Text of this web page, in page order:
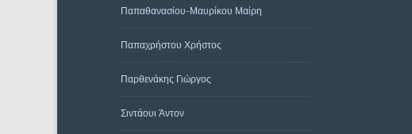
Παπαθανασίου-Μαυρίκου Μαίρη
Παπαχρήστου Χρήστος
Παρθενάκης Γιώργος
Σιντάουι Άντον